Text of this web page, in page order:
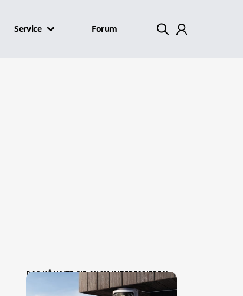
Service Forum
DAS KÖNNTE SIE AUCH INTERESSIEREN: